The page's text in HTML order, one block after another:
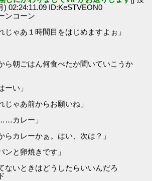
) 02:24:11.09 ID:KeSTVEON0
ンコーン
じゃあ１時間目をはじめますよぉ」
ら朝ごはん何食べたか聞いていこうか
ーい」
じゃあ前からお願いね」
カレー」
らカレーかぁ。はい、次は？」
ンと卵焼きです」
ないときはどうしたらいいんだろ